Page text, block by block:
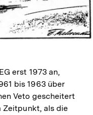
erst 1973 an,
bis 1963 über
Veto gescheitert
Zeitpunkt, als die